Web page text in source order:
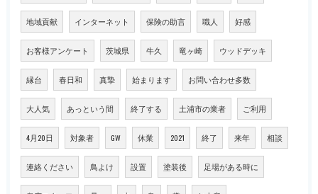
地域貢献 インターネット 保険の助言 職人 好感
お客様アンケート 茨城県 牛久 竜ヶ崎 ウッドデッキ
縁台 春日和 真摯 始まります お問い合わせ多数
大人気 あっという間 終了する 土浦市の業者 ご利用
4月20日 対象者 GW 休業 2021 終了 来年 相談
連絡ください 鳥よけ 設置 塗装後 足場がある時に